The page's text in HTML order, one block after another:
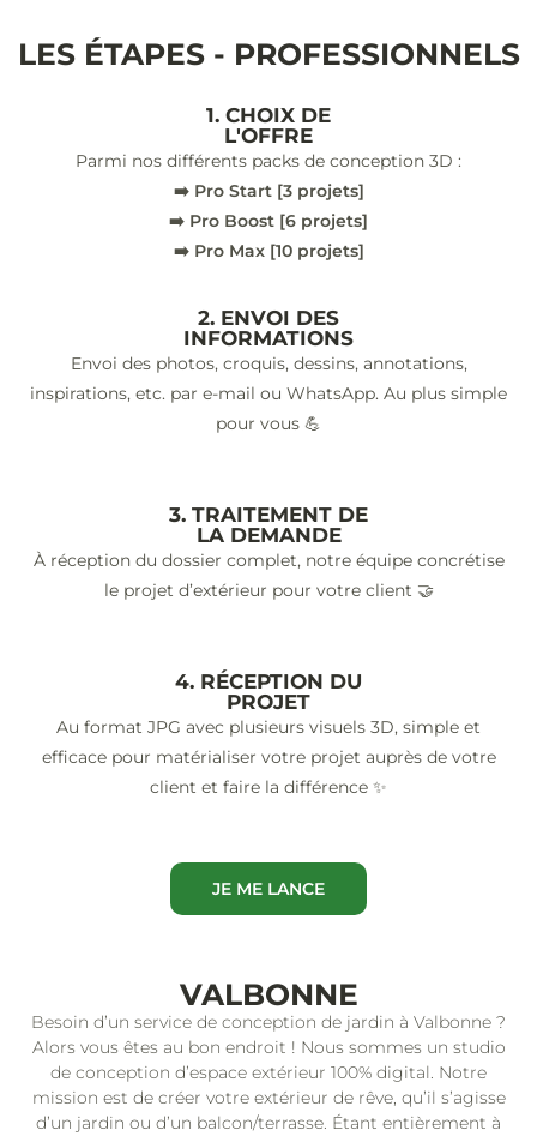
LES ÉTAPES - PROFESSIONNELS
1. CHOIX DE
L'OFFRE
Parmi nos différents packs de conception 3D :
➡️ Pro Start [3 projets]
➡️ Pro Boost [6 projets]
➡️ Pro Max [10 projets]
2. ENVOI DES
INFORMATIONS
Envoi des photos, croquis, dessins, annotations,
inspirations, etc. par e-mail ou WhatsApp. Au plus simple
pour vous 💪
3. TRAITEMENT DE
LA DEMANDE
À réception du dossier complet, notre équipe concrétise
le projet d’extérieur pour votre client 🤝
4. RÉCEPTION DU
PROJET
Au format JPG avec plusieurs visuels 3D, simple et
efficace pour matérialiser votre projet auprès de votre
client et faire la différence ✨
JE ME LANCE
VALBONNE
Besoin d’un service de conception de jardin à Valbonne ?
Alors vous êtes au bon endroit ! Nous sommes un studio
de conception d’espace extérieur 100% digital. Notre
mission est de créer votre extérieur de rêve, qu’il s’agisse
d’un jardin ou d’un balcon/terrasse. Étant entièrement à